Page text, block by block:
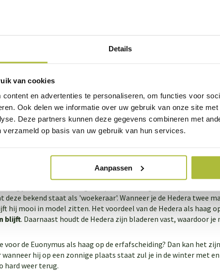
Details
van cookies
en advertenties te personaliseren, om functies voor
Ook delen we informatie over uw gebruik van onze site
Deze partners kunnen deze gegevens combineren met
verzameld op basis van uw gebruik van hun services.
Aanpassen
een groene erfafscheiding?
de totale kosten zijn van je groene erfafscheiding hangt natuurlijk
met de buren? Dan kun je natuurlijk de kosten splitten!
Hoe meer hagen je koopt, hoe goedkoper ze per stuk
kun je kosten besparen door de groene erfafscheiding zelf
als een normale schutting. Dat kun je dus prima zelf! Bij de
haag als erfafscheiding?
haag je als erfafscheiding wilt plaatsen hangt af van je wensen.
deze bekend staat als 'woekeraar'. Wanneer je de Hedera twee
hij mooi in model zitten. Het voordeel van de Hedera als haag
blijft. Daarnaast houdt de Hedera zijn bladeren vast, waardoor
voor de Euonymus als haag op de erfafscheiding? Dan kan het
wanneer hij op een zonnige plaats staat zul je in de winter met
hard weer terug.